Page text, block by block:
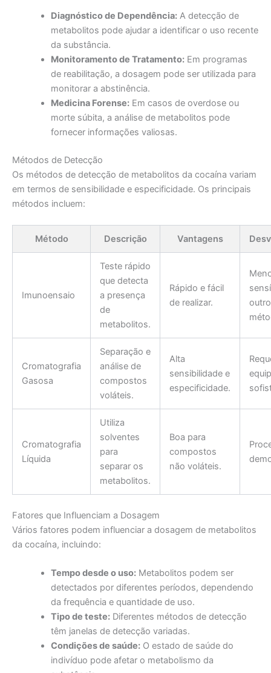
Diagnóstico de Dependência:A detecção de
metabolitos pode ajudar a identificar o uso recente
da substância.
Monitoramento de Tratamento:Em programas
de reabilitação, a dosagem pode ser utilizada para
monitorar a abstinência.
Medicina Forense:Em casos de overdose ou
morte súbita, a análise de metabolitos pode
fornecer informações valiosas.
Métodos de Detecção
Os métodos de detecção de metabolitos da cocaína variam
em termos de sensibilidade e especificidade. Os principais
métodos incluem:
Método Descrição Vantagens
Imunoensaio
Teste rápido
que detecta
a presença
de
metabolitos.
Rápido e fácil
de realizar.
Cromatografia
Gasosa
Separação e
análise de
compostos
voláteis.
Alta
sensibilidade e
especificidade.
Cromatografia
Líquida
Utiliza
solventes
para
separar os
metabolitos.
Boa para
compostos
não voláteis.
Fatores que Influenciam a Dosagem
Vários fatores podem influenciar a dosagem de metabolitos
da cocaína, incluindo:
Tempo desde o uso:Metabolitos podem ser
detectados por diferentes períodos, dependendo
da frequência e quantidade de uso.
Tipo de teste:Diferentes métodos de detecção
têm janelas de detecção variadas.
Condições de saúde:O estado de saúde do
indivíduo pode afetar o metabolismo da